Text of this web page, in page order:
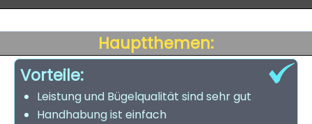
Hauptthemen:
Vorteile:
Leistung und Bügelqualität sind sehr gut
Handhabung ist einfach